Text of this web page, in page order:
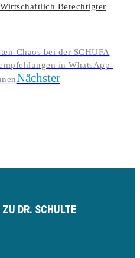
Wirtschaftlich Berechtigter
Chaos bei der SCHUFA
in WhatsApp-
Nächster
DR. SCHULTE